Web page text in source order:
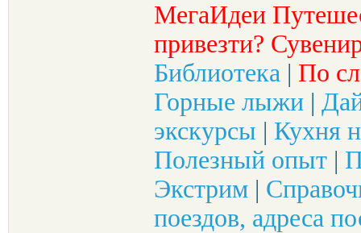
МегаИдеи
привезти?
Библиотека | По
Горные лыжи |
экскурсы | Кухня
Полезный опыт |
Экстрим |
поездов, адреса